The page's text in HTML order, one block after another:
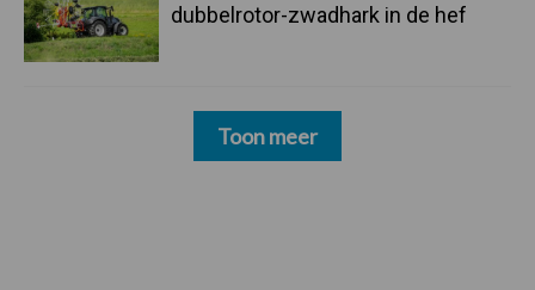
dubbelrotor-zwadhark in de hef
Toon meer